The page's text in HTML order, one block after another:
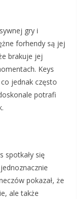
gry i
forhendy są jej
brakuje jej
Keys
jednak często
potrafi
spotkały się
pokazał, że
ale także